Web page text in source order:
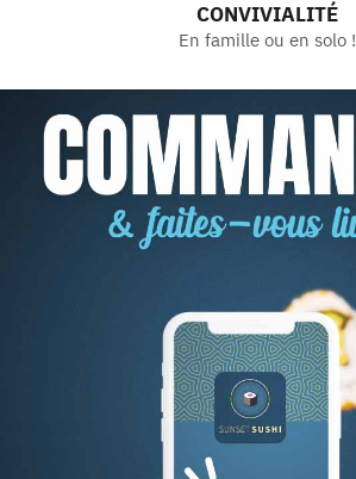
CONVIVIALITÉ
En famille ou en solo !